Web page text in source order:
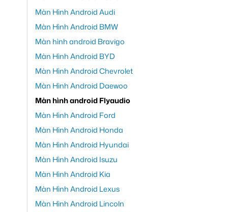
Màn Hình Android Audi
Màn Hình Android BMW
Màn hình android Bravigo
Màn Hình Android BYD
Màn Hình Android Chevrolet
Màn Hình Android Daewoo
Màn hình android Flyaudio
Màn Hình Android Ford
Màn Hình Android Honda
Màn Hình Android Hyundai
Màn Hình Android Isuzu
Màn Hình Android Kia
Màn Hình Android Lexus
Màn Hình Android Lincoln